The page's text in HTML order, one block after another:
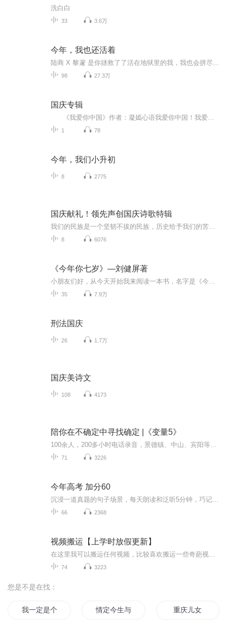
洗白白
33 3.6万
今年，我也还活着
98 27.3万
国庆专辑
1 78
今年，我们小升初
8 2775
国庆献礼！领先声创国庆诗歌特辑
8 6076
《今年你七岁》—刘健屏著
35 7.9万
刑法国庆
26 1.7万
国庆美诗文
108 4173
陪你在不确定中寻找确定 |《变量5》
71 3226
今年高考 加分60
66 2368
视频搬运【上学时放假更新】
74 3223
您是不是在找：
我一定是个假和尚 情定今生与来世 重庆儿女